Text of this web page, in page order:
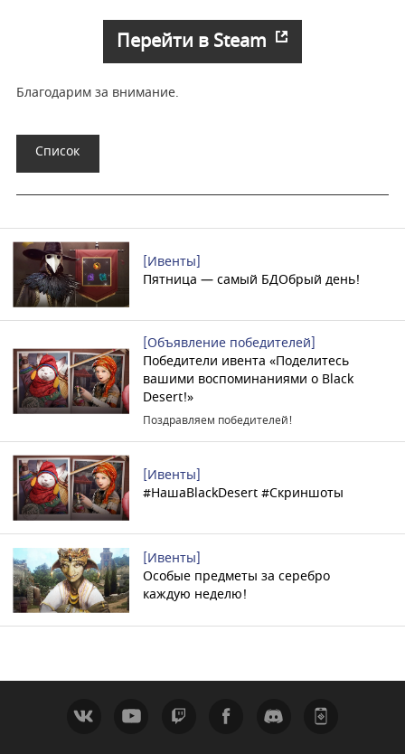
Перейти в Steam
Благодарим за внимание.
Список
[Ивенты]
Пятница — самый БДОбрый день!
[Объявление победителей]
Победители ивента «Поделитесь
вашими воспоминаниями о Black
Desert!»
Поздравляем победителей!
[Ивенты]
#НашаBlackDesert #Скриншоты
[Ивенты]
Особые предметы за серебро
каждую неделю!